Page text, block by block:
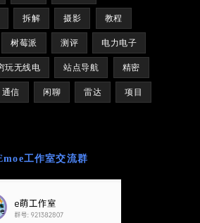
拆解 摄影 教程
树莓派 测评 电力电子
玩无线电 站点导航 精密
通信 闲聊 雷达 项目
工作室交流群